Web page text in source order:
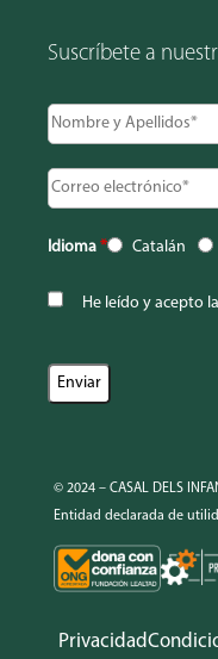
Suscríbete a
Idioma * Catalán
He leído y acepto la
© 2024 – CASAL DELS
Entidad declarada de
Privacidad